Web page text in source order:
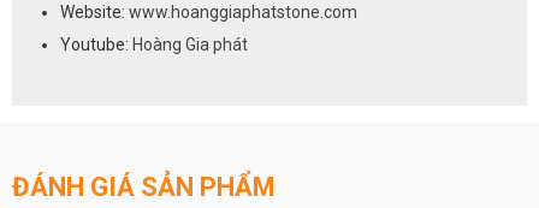
Website: www.hoanggiaphatstone.com
Youtube: Hoàng Gia phát
ĐÁNH GIÁ SẢN PHẨM